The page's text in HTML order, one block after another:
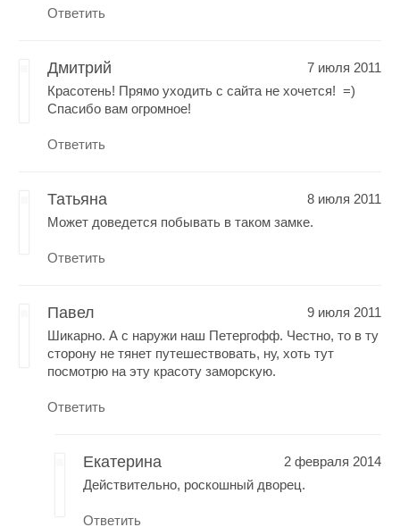
Ответить
Дмитрий
7 июля 2011
Красотень! Прямо уходить с сайта не хочется! =)
Спасибо вам огромное!
Ответить
Татьяна
8 июля 2011
Может доведется побывать в таком замке.
Ответить
Павел
9 июля 2011
Шикарно. А с наружи наш Петергофф. Честно, то в ту
сторону не тянет путешествовать, ну, хоть тут
посмотрю на эту красоту заморскую.
Ответить
Екатерина
2 февраля 2014
Действительно, роскошный дворец.
Ответить